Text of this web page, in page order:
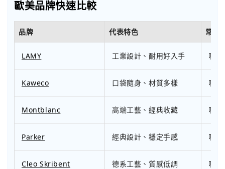
歐美品牌快速比較
品牌 代表特色 常見
LAMY 工業設計、耐用好入手 吸
Kaweco 口袋隨身、材質多樣 吸
Montblanc 高端工藝、經典收藏 吸
Parker 經典設計、穩定手感 吸
Cleo Skribent 德系工藝、質感低調 吸